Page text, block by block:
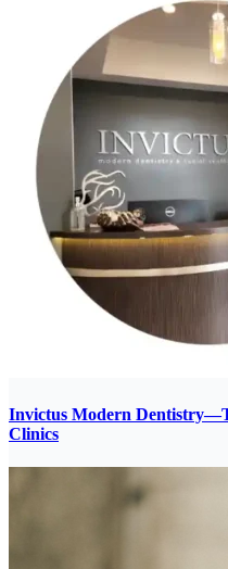
Invictus Modern
Clinics